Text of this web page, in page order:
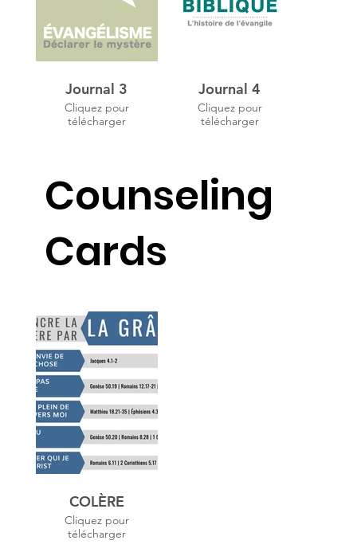
Counseling
Cards
COLÈRE
Cliquez pour
télécharger
Journal 3
Cliquez pour
télécharger
Journal 4
Cliquez pour
télécharger